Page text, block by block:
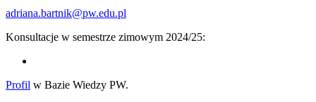
adriana.bartnik@pw.edu.pl
Konsultacje w semestrze zimowym 2024/25:
Profil w Bazie Wiedzy PW.